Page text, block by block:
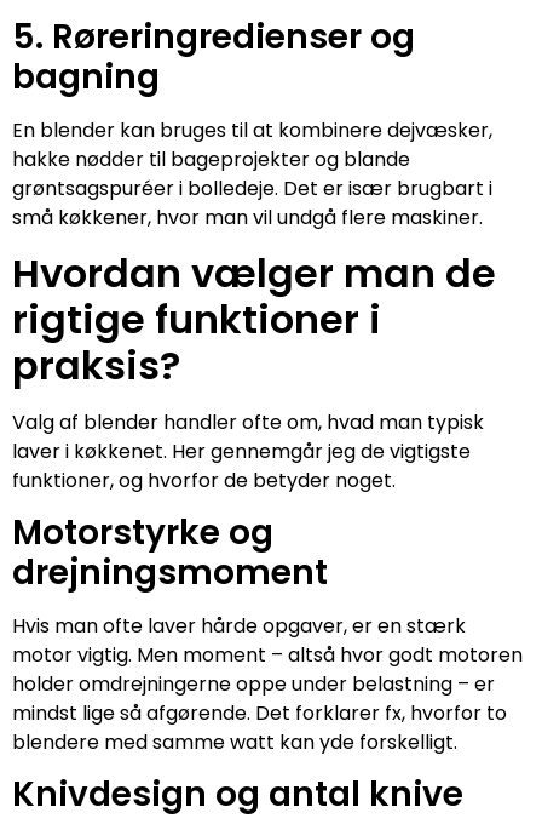
5. Røreringredienser og
bagning
En blender kan bruges til at kombinere dejvæsker,
hakke nødder til bageprojekter og blande
grøntsagspuréer i bolledeje. Det er især brugbart i
små køkkener, hvor man vil undgå flere maskiner.
Hvordan vælger man de
rigtige funktioner i
praksis?
Valg af blender handler ofte om, hvad man typisk
laver i køkkenet. Her gennemgår jeg de vigtigste
funktioner, og hvorfor de betyder noget.
Motorstyrke og
drejningsmoment
Hvis man ofte laver hårde opgaver, er en stærk
motor vigtig. Men moment – altså hvor godt motoren
holder omdrejningerne oppe under belastning – er
mindst lige så afgørende. Det forklarer fx, hvorfor to
blendere med samme watt kan yde forskelligt.
Knivdesign og antal knive